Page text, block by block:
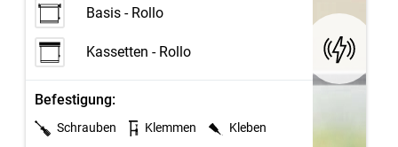
Basis - Rollo
Kassetten - Rollo
Befestigung:
Schrauben Klemmen Kleben